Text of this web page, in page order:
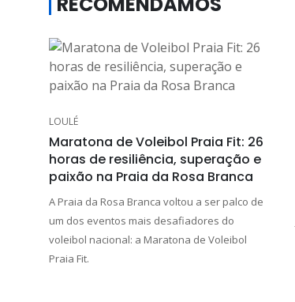
LOULÉ
Maratona de Voleibol Praia Fit: 26
horas de resiliência, superação e
paixão na Praia da Rosa Branca
A Praia da Rosa Branca voltou a ser palco de
um dos eventos mais desafiadores do
voleibol nacional: a Maratona de Voleibol
Praia Fit.